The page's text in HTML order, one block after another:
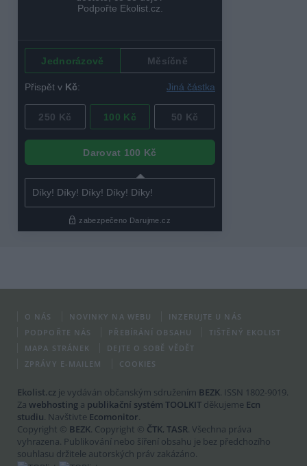
O NÁS NOVINKY NA WEBU
INZERUJTE U NÁS
PODPOŘTE NÁS
PŘEBÍRÁNÍ OBSAHU
TIŠTĚNÝ EKOLIST
MAPA STRÁNEK
DEJTE O SOBĚ VĚDĚT
ZPRÁVY E-MAILEM
COOKIES
Ekolist.cz je vydáván občanským sdružením BEZK. ISSN 1802-9019.
Za webhosting a publikační systém TOOLKIT děkujeme Ecn
studiu. Navštivte Ecomonitor.
Copyright © BEZK. Copyright © ČTK, TASR. Všechna práva
vyhrazena. Publikování nebo šíření obsahu je bez předchozího
souhlasu držitele autorských práv zakázáno.